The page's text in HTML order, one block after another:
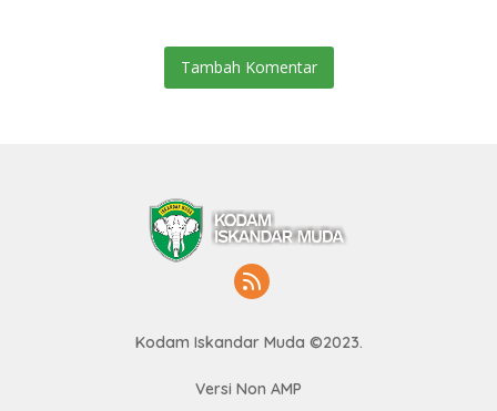
Tambah Komentar
Kodam Iskandar Muda ©2023.
Versi Non AMP